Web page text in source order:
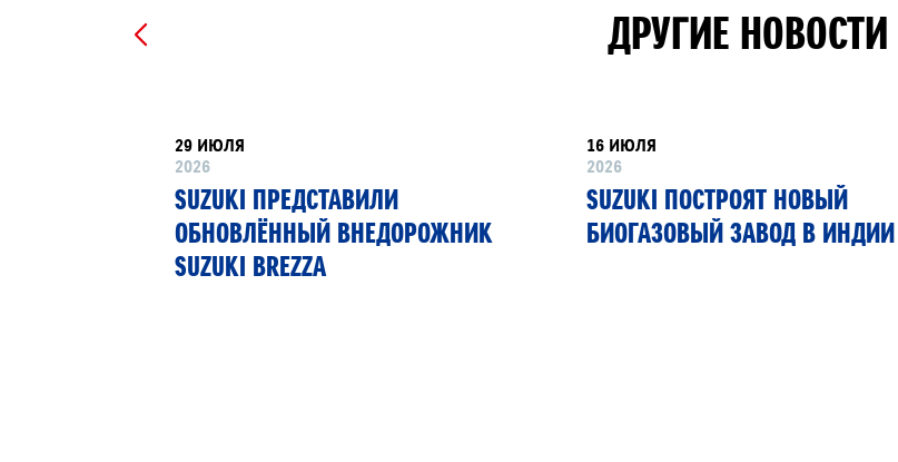
ДРУГИЕ НОВОСТИ
29 ИЮЛЯ
2026
SUZUKI ПРЕДСТАВИЛИ
ОБНОВЛЁННЫЙ ВНЕДОРОЖНИК
SUZUKI BREZZA
16 ИЮЛЯ
2026
SUZUKI ПОСТРОЯТ НОВЫЙ
БИОГАЗОВЫЙ ЗАВОД В ИНДИИ